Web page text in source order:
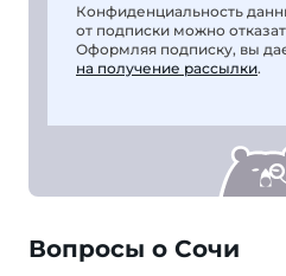
Конфиденциальность
от подписки можно
Оформляя подписку, вы
на получение рассылки.
Вопросы о Сочи